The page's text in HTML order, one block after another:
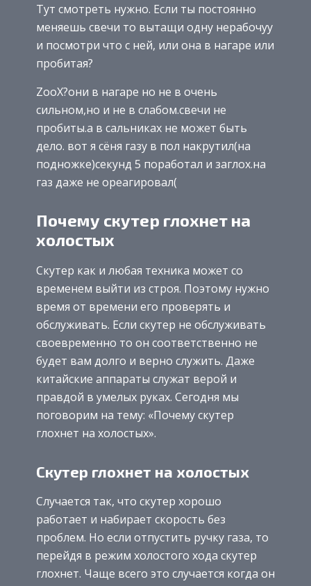
Тут смотреть нужно. Если ты постоянно
меняешь свечи то вытащи одну нерабочуу
и посмотри что с ней, или она в нагаре или
пробитая?
ZooX?они в нагаре но не в очень
сильном,но и не в слабом.свечи не
пробиты.а в сальниках не может быть
дело. вот я сёня газу в пол накрутил(на
подножке)секунд 5 поработал и заглох.на
газ даже не ореагировал(
Почему скутер глохнет на
холостых
Скутер как и любая техника может со
временем выйти из строя. Поэтому нужно
время от времени его проверять и
обслуживать. Если скутер не обслуживать
своевременно то он соответственно не
будет вам долго и верно служить. Даже
китайские аппараты служат верой и
правдой в умелых руках. Сегодня мы
поговорим на тему: «Почему скутер
глохнет на холостых».
Скутер глохнет на холостых
Случается так, что скутер хорошо
работает и набирает скорость без
проблем. Но если отпустить ручку газа, то
перейдя в режим холостого хода скутер
глохнет. Чаще всего это случается когда он